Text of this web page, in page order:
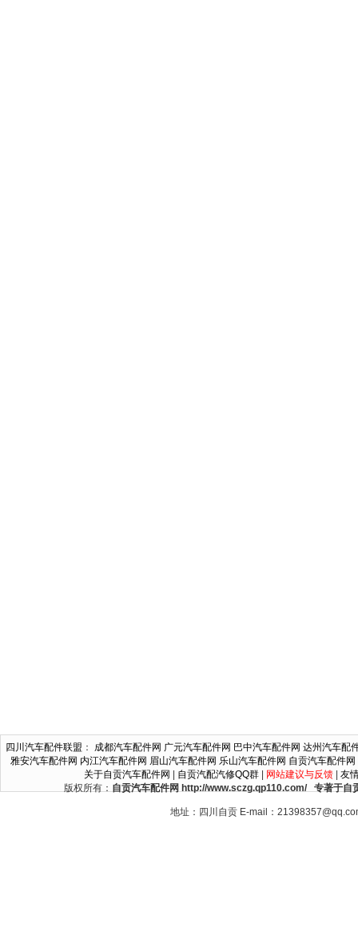
四川汽车配件联盟 ： 成都汽车配件网 广元汽车配件网 巴中汽车配件网 达州汽车配
雅安汽车配件网 内江汽车配件网 眉山汽车配件网 乐山汽车配件网 自贡汽车配件网
关于自贡汽车配件网
自贡汽配汽修QQ群| 网站建议与反馈| 友
版权所有： 自贡汽车配件网 http://www.sczg.qp110.com/ 专著于自
地址：四川自贡 E-mail：